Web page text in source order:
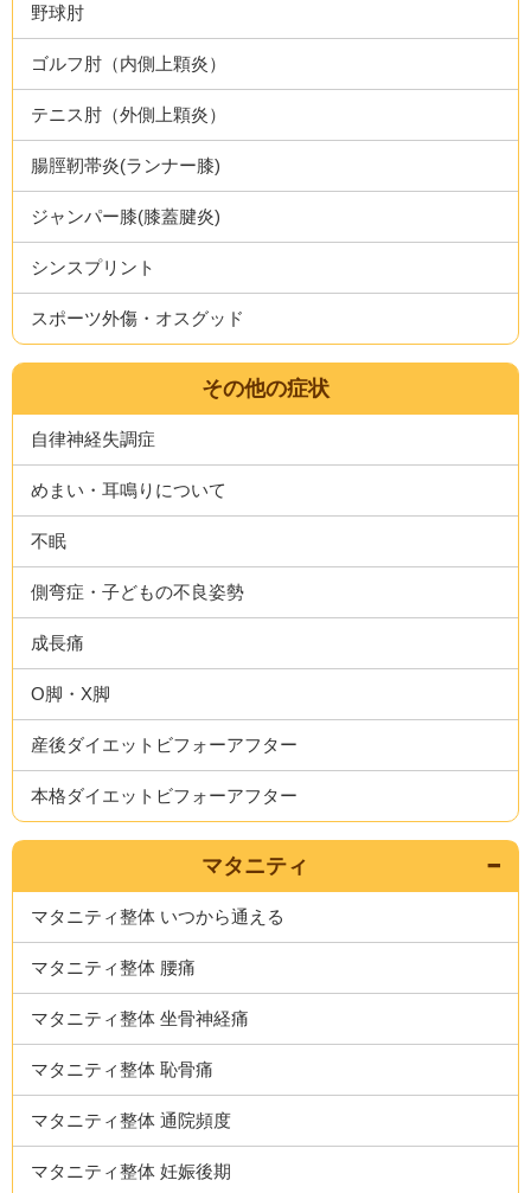
野球肘
ゴルフ肘（内側上顆炎）
テニス肘（外側上顆炎）
腸脛靭帯炎(ランナー膝)
ジャンパー膝(膝蓋腱炎)
シンスプリント
スポーツ外傷・オスグッド
その他の症状
自律神経失調症
めまい・耳鳴りについて
不眠
側弯症・子どもの不良姿勢
成長痛
O脚・X脚
産後ダイエットビフォーアフター
本格ダイエットビフォーアフター
マタニティ
マタニティ整体 いつから通える
マタニティ整体 腰痛
マタニティ整体 坐骨神経痛
マタニティ整体 恥骨痛
マタニティ整体 通院頻度
マタニティ整体 妊娠後期